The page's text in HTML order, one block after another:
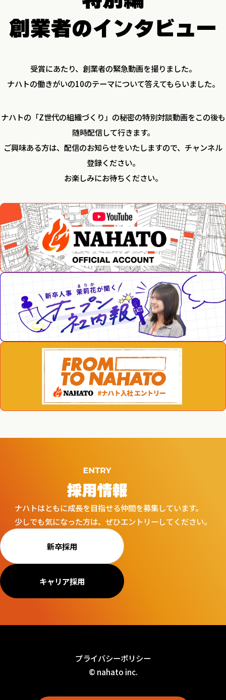
受賞にあたり、創業者の緊急動画を撮りました。
ナハトの働きがいの10のテーマについて答えてもらいました。
ナハトの「Z世代の組織づくり」の秘密の特別対談動画をこの後も
随時配信して行きます。
ご興味ある方は、配信のお知らせをいたしますので、チャンネル
登録ください。
お楽しみにお待ちください。
ナハトはともに成長を目指せる仲間を募集しています。
少しでも気になった方は、ぜひエントリーしてください。
新卒採用
キャリア採用
© nahato inc.
プライバシーポリシー